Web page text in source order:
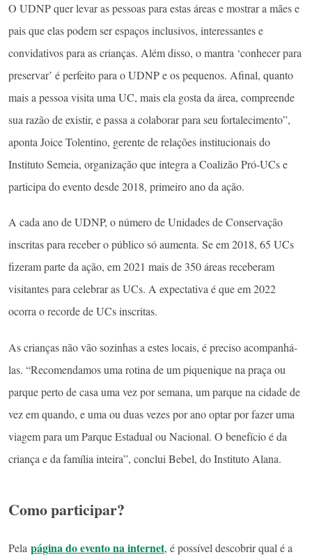
O UDNP quer levar as pessoas para estas áreas e mostrar a mães e
pais que elas podem ser espaços inclusivos, interessantes e
convidativos para as crianças. Além disso, o mantra ‘conhecer para
preservar’ é perfeito para o UDNP e os pequenos. Afinal, quanto
mais a pessoa visita uma UC, mais ela gosta da área, compreende
sua razão de existir, e passa a colaborar para seu fortalecimento”,
aponta Joice Tolentino, gerente de relações institucionais do
Instituto Semeia, organização que integra a Coalizão Pró-UCs e
participa do evento desde 2018, primeiro ano da ação.
A cada ano de UDNP, o número de Unidades de Conservação
inscritas para receber o público só aumenta. Se em 2018, 65 UCs
fizeram parte da ação, em 2021 mais de 350 áreas receberam
visitantes para celebrar as UCs. A expectativa é que em 2022
ocorra o recorde de UCs inscritas.
As crianças não vão sozinhas a estes locais, é preciso acompanhá-
las. “Recomendamos uma rotina de um piquenique na praça ou
parque perto de casa uma vez por semana, um parque na cidade de
vez em quando, e uma ou duas vezes por ano optar por fazer uma
viagem para um Parque Estadual ou Nacional. O benefício é da
criança e da família inteira”, conclui Bebel, do Instituto Alana.
Como participar?
Pela página do evento na internet, é possível descobrir qual é a